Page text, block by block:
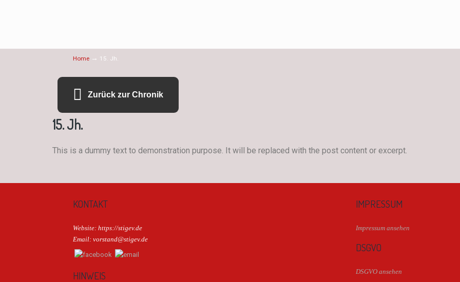
Home → 15. Jh.
Zurück zur Chronik
15. Jh.
This is a dummy text to demonstration purpose. It will be replaced with the post content or excerpt.
KONTAKT
Website: https://stigev.de
Email: vorstand@stigev.de
HINWEIS
IMPRESSUM
Impressum ansehen
DSGVO
DSGVO ansehen